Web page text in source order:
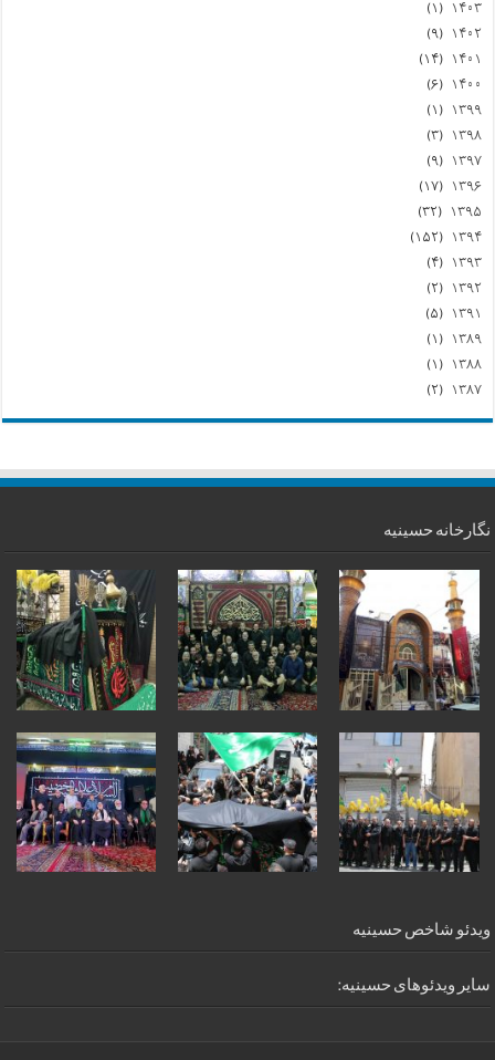
۱۴۰۳ (۱)
۱۴۰۲ (۹)
۱۴۰۱ (۱۴)
۱۴۰۰ (۶)
۱۳۹۹ (۱)
۱۳۹۸ (۳)
۱۳۹۷ (۹)
۱۳۹۶ (۱۷)
۱۳۹۵ (۳۲)
۱۳۹۴ (۱۵۲)
۱۳۹۳ (۴)
۱۳۹۲ (۲)
۱۳۹۱ (۵)
۱۳۸۹ (۱)
۱۳۸۸ (۱)
۱۳۸۷ (۲)
نگارخانه حسینیه
ویدئو شاخص حسینیه
سایر ویدئوهای حسینیه: